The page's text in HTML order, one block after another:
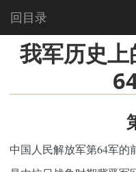
回目录
我军历史
中国人民解放军第64军的